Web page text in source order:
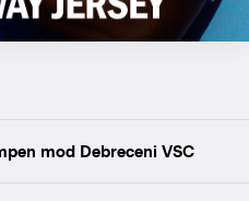
mod Debreceni VSC